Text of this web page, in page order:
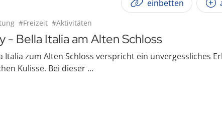
einbetten
#Freizeit #Aktivitäten
Bella Italia am Alten Schloss
zum Alten Schloss verspricht ein unvergessliches
Kulisse. Bei dieser ...